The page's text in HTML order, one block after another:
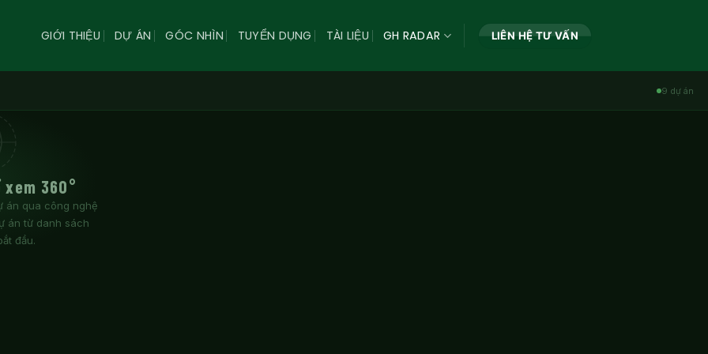
GIỚI THIỆU DỰ ÁN GÓC NHÌN TUYỂN DỤNG TÀI LIỆU GH RADAR LIÊN HỆ TƯ VẤN